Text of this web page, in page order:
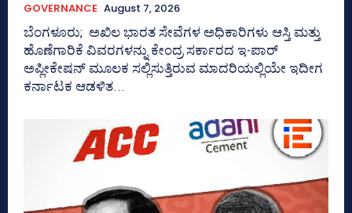
GOVERNANCE August 7, 2026
ಬೆಂಗಳೂರು; ಅಖಿಲ ಭಾರತ ಸೇವೆಗಳ ಅಧಿಕಾರಿಗಳು ಆಸ್ತಿ ಮತ್ತು
ಹೊಣೆಗಾರಿಕೆ ವಿವರಗಳನ್ನು ಕೇಂದ್ರ ಸರ್ಕಾರದ ಇ-ಪಾರ್
ಅಪ್ಲೀಕೇಷನ್‌ ಮೂಲಕ ಸಲ್ಲಿಸುತ್ತಿರುವ ಮಾದರಿಯಲ್ಲಿಯೇ ಇದೀಗ
ಕರ್ನಾಟಕ ಆಡಳಿತ...